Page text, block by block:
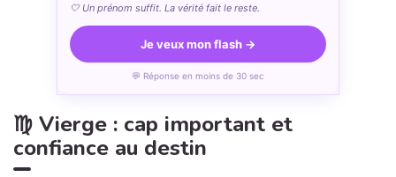
🤍 Un prénom suffit. La vérité fait le reste.
Je veux mon flash →
💬 Réponse en moins de 30 sec
♍ Vierge : cap important et
confiance au destin